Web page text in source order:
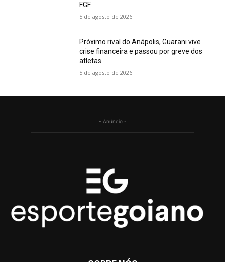
FGF
5 de agosto de 2026
Próximo rival do Anápolis, Guarani vive
crise financeira e passou por greve dos
atletas
5 de agosto de 2026
- Anúncio -